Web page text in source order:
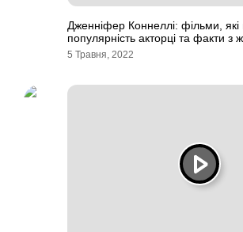
Дженніфер Коннеллі: фільми,
популярність акторці та факти з
5 Травня, 2022